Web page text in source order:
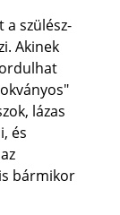
a szülész-
Akinek
lázas
és
bármikor